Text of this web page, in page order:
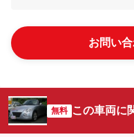
お問い
無料 この車両に